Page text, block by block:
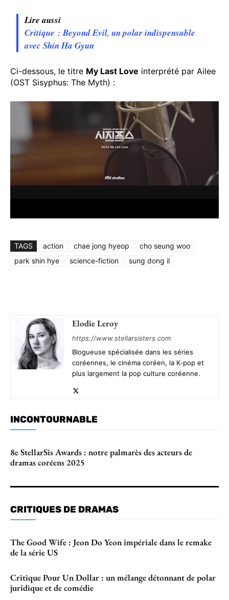
Lire aussi
Critique : Beyond Evil, un polar indispensable
avec Shin Ha Gyun
Ci-dessous, le titre My Last Love interprété par Ailee
(OST Sisyphus: The Myth) :
TAGS action chae jong hyeop
cho seung woo
park shin hye
science-fiction sung dong il
Elodie Leroy
https://www.stellarsisters.com
Blogueuse spécialisée dans les séries
coréennes, le cinéma coréen, la K-pop et
plus largement la pop culture coréenne.
INCONTOURNABLE
8e StellarSis Awards : notre palmarès des acteurs de
dramas coréens 2025
CRITIQUES DE DRAMAS
The Good Wife : Jeon Do Yeon impériale dans le remake
de la série US
Critique Pour Un Dollar : un mélange détonnant de polar
juridique et de comédie